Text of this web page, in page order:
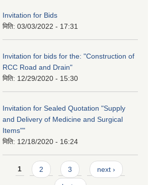
Invitation for Bids
मिति: 03/03/2022 - 17:31
Invitation for bids for the: "Construction of
RCC Road and Drain"
मिति: 12/29/2020 - 15:30
Invitation for Sealed Quotation "Supply
and Delivery of Medicine and Surgical
Items""
मिति: 12/18/2020 - 16:24
Pages
1 2 3 next ›